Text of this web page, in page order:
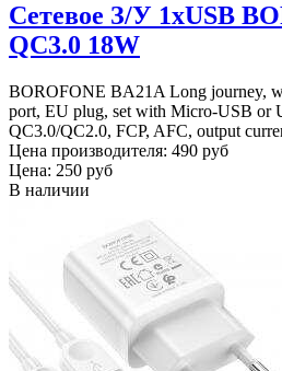
Сетевое З/У 1xUSB
QC3.0 18W
BOROFONE BA21A Long journey,
port, EU plug, set with Micro-USB or
QC3.0/QC2.0, FCP, AFC, output
Цена производителя: 490 руб
Цена: 250 руб
В наличии